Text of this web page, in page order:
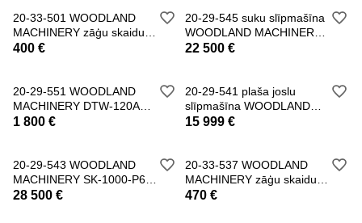
20-33-501 WOODLAND
MACHINERY zāģu skaidu
ieguves sistēma
400 €
20-29-545 suku slīpmašīna
WOODLAND MACHINERY
SK-1000-P4 (New
22 500 €
20-29-551 WOODLAND
MACHINERY DTW-120A
suku slīpēšanas mašīna
1 800 €
20-29-541 plaša joslu
slīpmašīna WOODLAND
MACHINERY (jauna)
15 999 €
20-29-543 WOODLAND
MACHINERY SK-1000-P6
suku slīpēšanas mašī
28 500 €
20-33-537 WOODLAND
MACHINERY zāģu skaidu
ieguves sistēma
470 €